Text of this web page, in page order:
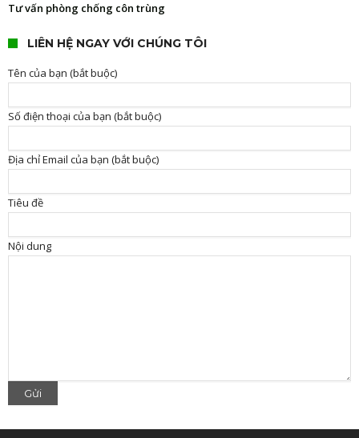
Tư vấn phòng chống côn trùng
LIÊN HỆ NGAY VỚI CHÚNG TÔI
Tên của bạn (bắt buộc)
Số điện thoại của bạn (bắt buộc)
Địa chỉ Email của bạn (bắt buộc)
Tiêu đề
Nội dung